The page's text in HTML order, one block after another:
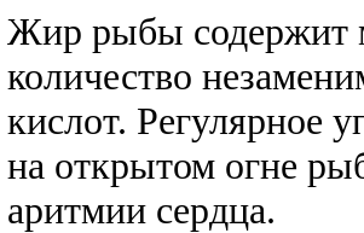
Жир рыбы содержит
количество
кислот. Регулярное
на открытом огне
аритмии сердца.